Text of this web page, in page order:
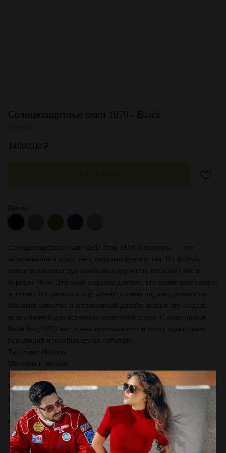
Солнцезащитные очки 1970 - Black
14900,00 ₽
Цвета:
Солнцезащитные очки Belle Frog 1970 Авиаторы — это
возвращение к классике с нотками бунтарства. Их форма,
олицетворяющая дух свободы и дерзости, отсылает нас к
бурным 70-м. Эти очки созданы для тех, кто ценит винтажную
эстетику и стремится подчеркнуть свою индивидуальность.
Высокое качество и аутентичный дизайн делают эту модель
незаменимой для истинных ценителей моды. С авиаторами
Belle frog 1970 вы словно переноситесь в эпоху культурных
революций и незабываемых событий.
Тип линз: Нейлон
Материал: Металл
Цвет оправы: Black
Вид оправы: Авиаторы
Производство: Гонконг
Ширина линзы, мм: 55
Шир. переносицы, мм: 19
Длина заушника, мм: 145